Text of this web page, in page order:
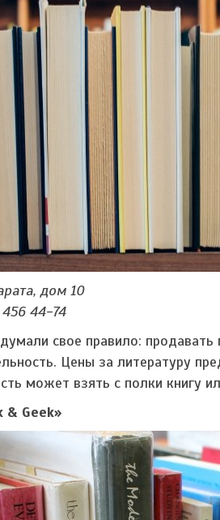
дом 10
44-74
свое правило:
Цены за литературу
может взять с полки книгу
& Geek»